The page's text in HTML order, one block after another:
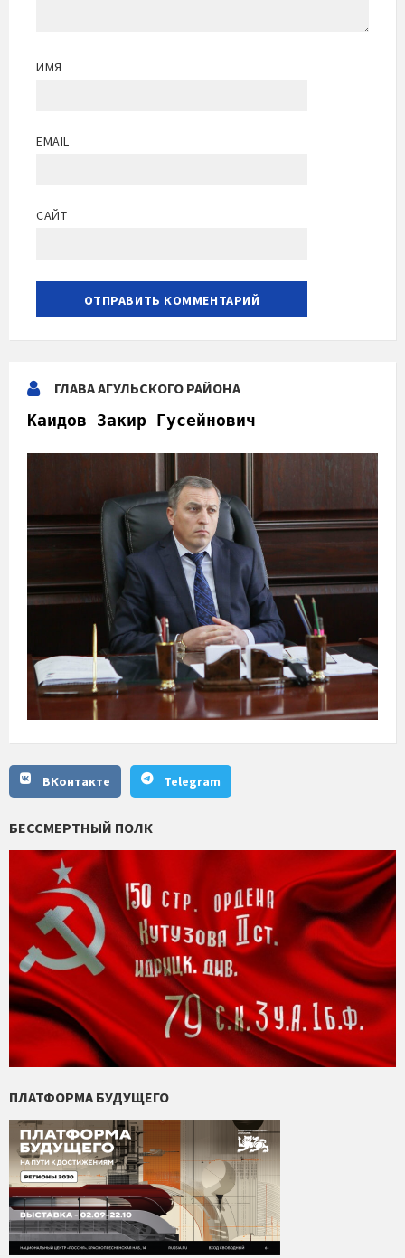
ИМЯ
EMAIL
САЙТ
ГЛАВА АГУЛЬСКОГО РАЙОНА
Каидов Закир Гусейнович
ВКонтакте Telegram
БЕССМЕРТНЫЙ ПОЛК
ПЛАТФОРМА БУДУЩЕГО